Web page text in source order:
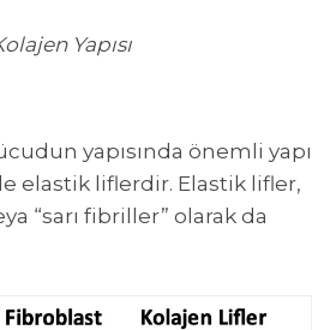
Yapısı
yapısında önemli yapı
elastik liflerdir. Elastik lifler,
“sarı fibriller” olarak da